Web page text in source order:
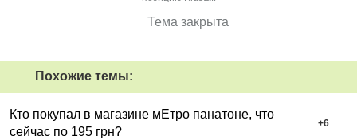
Тема закрыта
Похожие темы:
Кто покупал в магазине мЕтро панатоне, что
сейчас по 195 грн?
+6